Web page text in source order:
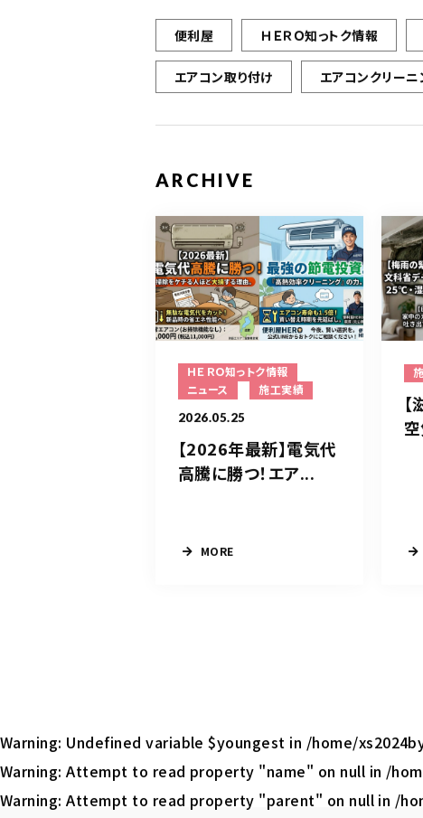
便利屋 ＨＥＲＯ知っトク情報
エアコン取り付け エアコンクリーニ
ARCHIVE
ＨＥＲＯ知っトク情報
ニュース
施工実績
2026.05.25
【2026年最新】電気代
高騰に勝つ！エア...
MORE
Warning: Undefined variable $youngest in /home/
Warning: Attempt to read property "name" on null in /
Warning: Attempt to read property "parent" on null in /